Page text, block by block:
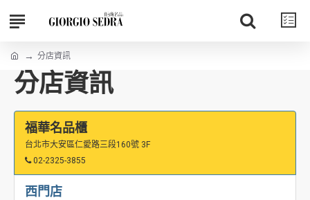
分店資訊
分店資訊
福華名品櫃
台北市大安區仁愛路三段160號 3F
02-2325-3855
西門店